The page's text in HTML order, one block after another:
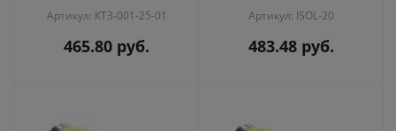
Артикул: КТЗ-001-25-01
465.80 руб.
Артикул: ISOL-20
483.48 руб.